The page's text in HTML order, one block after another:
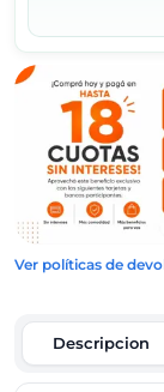
Ver políticas de
Descripcion